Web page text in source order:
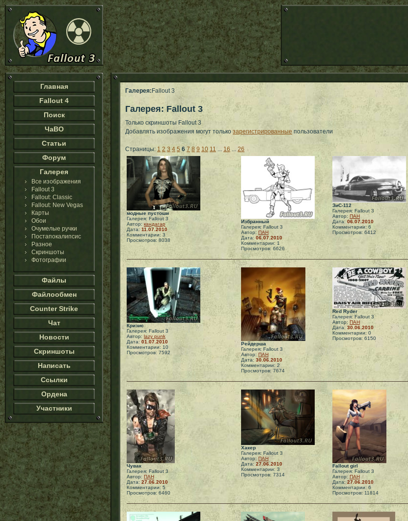
Главная
Fallout 4
Поиск
ЧаВО
Статьи
Форум
Галерея
Все изображения
Fallout 3
Fallout: Classic
Fallout: New Vegas
Карты
Обои
Очумелые ручки
Постапокалипсис
Разное
Скриншоты
Фотографии
Файлы
Файлообмен
Counter Strike
Чат
Новости
Скриншоты
Написать
Ссылки
Ордена
Участники
Галерея: Fallout 3
Галерея: Fallout 3
Только скриншоты Fallout 3
Добавлять изображения могут только зарегистрированные пользователи
Страницы: 1 2 3 4 5 6 7 8 9 10 11 ... 16 ... 26
модные пустоши
Галерея: Fallout 3
Автор: кандагар
Дата: 11.07.2010
Комментарии: 3
Просмотров: 8038
Избранный
Галерея: Fallout 3
Автор: ПАН
Дата: 06.07.2010
Комментарии: 1
Просмотров: 6626
ЗиС-112
Галерея: Fallout 3
Автор: ПАН
Дата: 06.07.2010
Комментарии: 6
Просмотров: 6412
Кризис
Галерея: Fallout 3
Автор: lazy punk
Дата: 01.07.2010
Комментарии: 10
Просмотров: 7592
Рейдерша
Галерея: Fallout 3
Автор: ПАН
Дата: 30.06.2010
Комментарии: 2
Просмотров: 7674
Red Ryder
Галерея: Fallout 3
Автор: ПАН
Дата: 30.06.2010
Комментарии: 0
Просмотров: 6150
Чувак
Галерея: Fallout 3
Автор: ПАН
Дата: 27.06.2010
Комментарии: 5
Просмотров: 6460
Хакер
Галерея: Fallout 3
Автор: ПАН
Дата: 27.06.2010
Комментарии: 3
Просмотров: 7314
Fallout girl
Галерея: Fallout 3
Автор: ПАН
Дата: 27.06.2010
Комментарии: 6
Просмотров: 11814